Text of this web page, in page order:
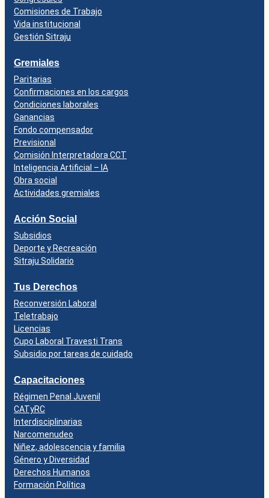
Comisiones de Trabajo
Vida institucional
Gestión Sitraju
Gremiales
Paritarias
Confirmaciones en los cargos
Condiciones laborales
Ganancias
Fondo compensador
Previsional
Comisión Interpretadora CCT
Inteligencia Artificial – IA
Obra social
Actividades gremiales
Acción Social
Subsidios
Deporte y Recreación
Sitraju Solidario
Tus Derechos
Reconversión Laboral
Teletrabajo
Licencias
Cupo Laboral Travesti Trans
Subsidio por tareas de cuidado
Capacitaciones
Régimen Penal Juvenil
CATyRC
Interdisciplinarias
Narcomenudeo
Niñez, adolescencia y familia
Género y Diversidad
Derechos Humanos
Formación Política